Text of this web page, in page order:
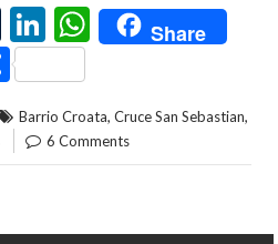
T
u
m
bl
r
Li
n
ke
dI
n
W
h
s
A
Share
C
m
p
Barrio Croata, Cruce San Sebastian,
6 Comments